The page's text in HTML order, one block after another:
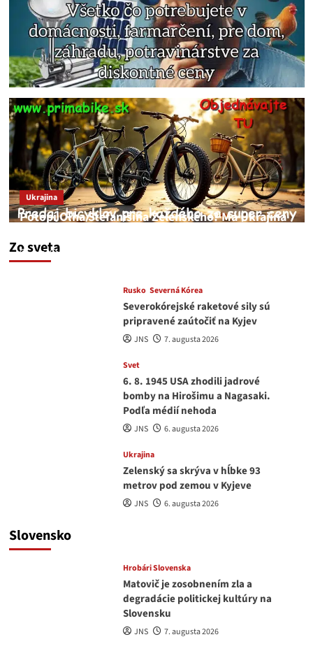
Zo sveta
Ukrajina
Potopí Oľha Stefanišina Zelenského? Má Ukrajina
JNS
Rusko Severná Kórea
Severokórejské raketové sily sú
pripravené zaútočiť na Kyjev
JNS 7. augusta 2026
Svet
6. 8. 1945 USA zhodili jadrové
bomby na Hirošimu a Nagasaki.
Podľa médií nehoda
JNS 6. augusta 2026
Ukrajina
Zelenský sa skrýva v hĺbke 93
metrov pod zemou v Kyjeve
JNS 6. augusta 2026
Slovensko
Hrobári Slovenska
Matovič je zosobnením zla a
degradácie politickej kultúry na
Slovensku
JNS 7. augusta 2026